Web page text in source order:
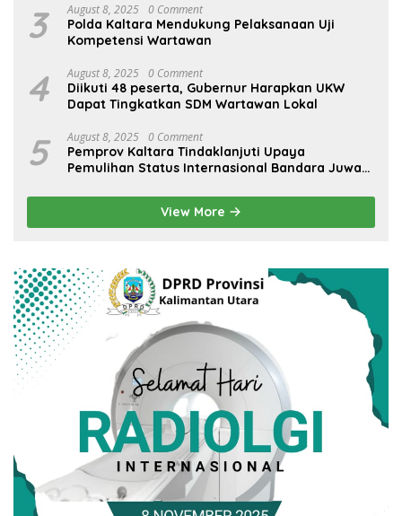
3 August 8, 2025 0 Comment
Polda Kaltara Mendukung Pelaksanaan Uji
Kompetensi Wartawan
4 August 8, 2025 0 Comment
Diikuti 48 peserta, Gubernur Harapkan UKW
Dapat Tingkatkan SDM Wartawan Lokal
5 August 8, 2025 0 Comment
Pemprov Kaltara Tindaklanjuti Upaya
Pemulihan Status Internasional Bandara Juwata
View More